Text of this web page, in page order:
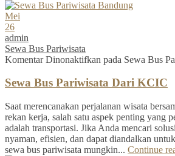
Mei
26
admin
Sewa Bus Pariwisata
Komentar Dinonaktifkan pada Sewa Bus
Sewa Bus Pariwisata Dari KCIC
Saat merencanakan perjalanan wisata
rekan kerja, salah satu aspek penting yang
adalah transportasi. Jika Anda mencari
nyaman, efisien, dan dapat diandalkan
sewa bus pariwisata mungkin... Continue